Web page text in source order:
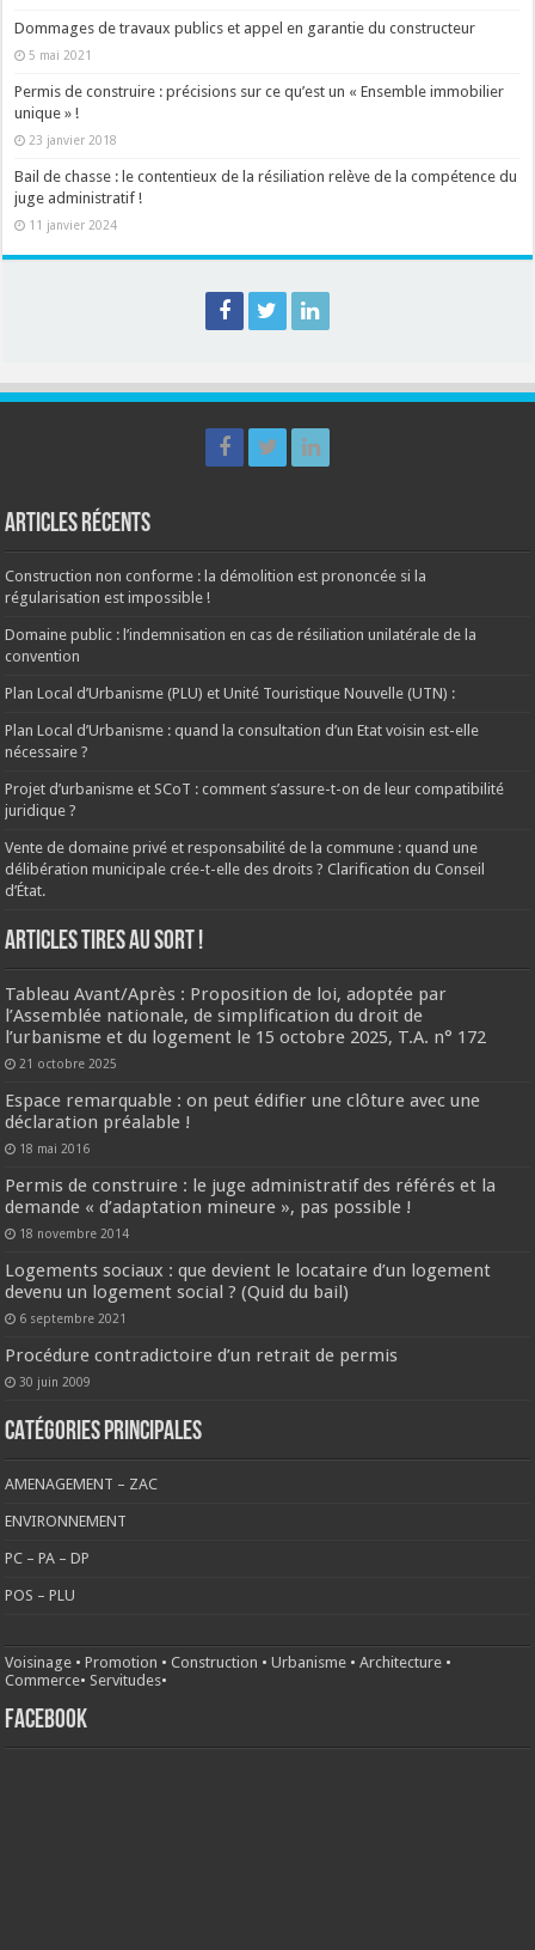
Dommages de travaux publics et appel en garantie du constructeur
5 mai 2021
Permis de construire : précisions sur ce qu’est un « Ensemble immobilier
unique » !
23 janvier 2018
Bail de chasse : le contentieux de la résiliation relève de la compétence du
juge administratif !
11 janvier 2024
Articles récents
Construction non conforme : la démolition est prononcée si la
régularisation est impossible !
Domaine public : l’indemnisation en cas de résiliation unilatérale de la
convention
Plan Local d’Urbanisme (PLU) et Unité Touristique Nouvelle (UTN) :
Plan Local d’Urbanisme : quand la consultation d’un Etat voisin est-elle
nécessaire ?
Projet d’urbanisme et SCoT : comment s’assure-t-on de leur compatibilité
juridique ?
Vente de domaine privé et responsabilité de la commune : quand une
délibération municipale crée-t-elle des droits ? Clarification du Conseil
d’État.
ARTICLES TIRES AU SORT !
Tableau Avant/Après : Proposition de loi, adoptée par
l’Assemblée nationale, de simplification du droit de
l’urbanisme et du logement le 15 octobre 2025, T.A. n° 172
21 octobre 2025
Espace remarquable : on peut édifier une clôture avec une
déclaration préalable !
18 mai 2016
Permis de construire : le juge administratif des référés et la
demande « d’adaptation mineure », pas possible !
18 novembre 2014
Logements sociaux : que devient le locataire d’un logement
devenu un logement social ? (Quid du bail)
6 septembre 2021
Procédure contradictoire d’un retrait de permis
30 juin 2009
CATÉGORIES PRINCIPALES
AMENAGEMENT – ZAC
ENVIRONNEMENT
PC – PA – DP
POS – PLU
Voisinage •Promotion •Construction •Urbanisme •Architecture •
Commerce• Servitudes•
FACEBOOK